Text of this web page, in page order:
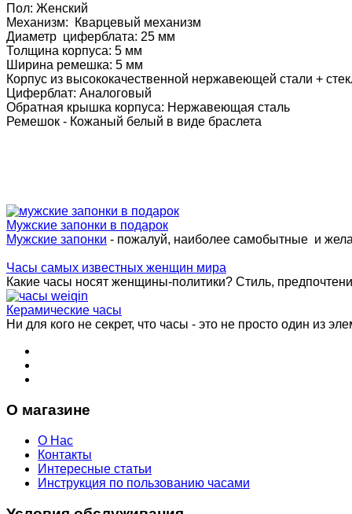
Пол: Женский
Механизм: Кварцевый механизм
Диаметр циферблата: 25 мм
Толщина корпуса: 5 мм
Ширина ремешка: 5 мм
Корпус из высококачественной нержавеющей стали +
Циферблат: Аналоговый
Обратная крышка корпуса: Нержавеющая сталь
Ремешок - Кожаный белый в виде браслета
Мужские запонки в подарок
Мужские запонки - пожалуй, наиболее самобытные и
Часы самых известных женщин мира
Какие часы носят женщины-политики? Стиль,
Керамические часы
Ни для кого не секрет, что часы - это не просто один из
О магазине
О Нас
Контакты
Интересные статьи
Инструкция по пользованию часами